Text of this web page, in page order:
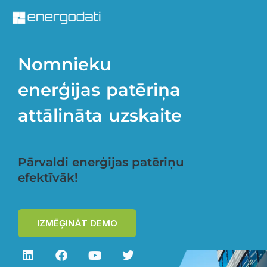
Skip
Nomnieku
enerģijas patēriņa
attālināta uzskaite
Pārvaldi enerģijas patēriņu
efektīvāk!
IZMĒĢINĀT DEMO
i
a
o
w